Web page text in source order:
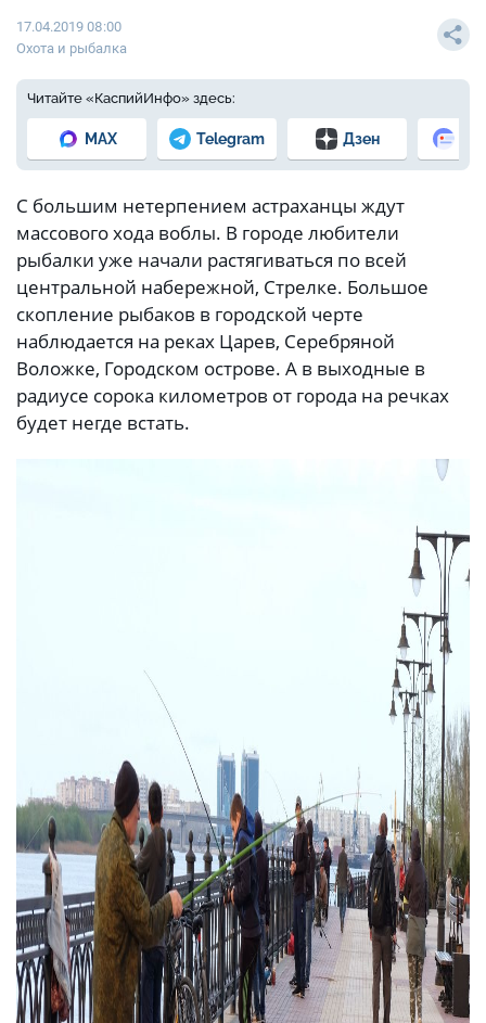
17.04.2019 08:00
Охота и рыбалка
Читайте «КаспийИнфо» здесь:
MAX Telegram Дзен
С большим нетерпением астраханцы ждут
массового хода воблы. В городе любители
рыбалки уже начали растягиваться по всей
центральной набережной, Стрелке. Большое
скопление рыбаков в городской черте
наблюдается на реках Царев, Серебряной
Воложке, Городском острове. А в выходные в
радиусе сорока километров от города на речках
будет негде встать.